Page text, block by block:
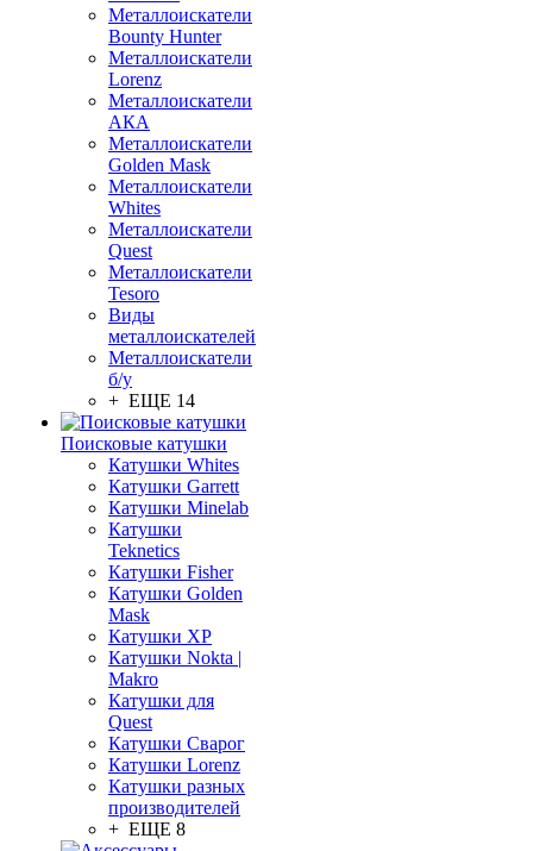
Металлоискатели
Bounty Hunter
Металлоискатели
Lorenz
Металлоискатели
АКА
Металлоискатели
Golden Mask
Металлоискатели
Whites
Металлоискатели
Quest
Металлоискатели
Tesoro
Виды
металлоискателей
Металлоискатели
б/у
+ ЕЩЕ 14
Поисковые катушки
Катушки Whites
Катушки Garrett
Катушки Minelab
Катушки
Teknetics
Катушки Fisher
Катушки Golden
Mask
Катушки XP
Катушки Nokta |
Makro
Катушки для
Quest
Катушки Сварог
Катушки Lorenz
Катушки разных
производителей
+ ЕЩЕ 8